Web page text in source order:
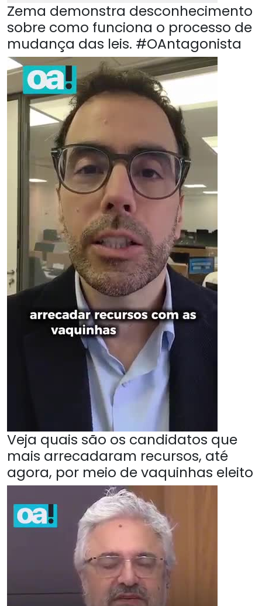
Zema demonstra desconhecimento
sobre como funciona o processo de
mudança das leis. #OAntagonista
Veja quais são os candidatos que
mais arrecadaram recursos, até
agora, por meio de vaquinhas eleito